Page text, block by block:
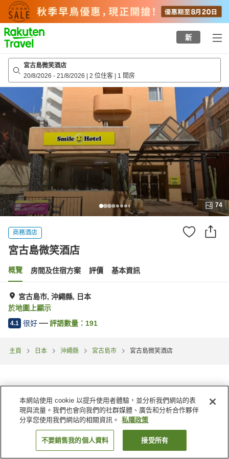
to
top
page
新
宮古島微笑酒店
20/8/2026 - 21/8/2026 | 2 位住客 | 1 間房
74
商務酒店
宮古島微笑酒店
概覽 房間及住宿方案 評價 基本資訊
宮古島市, 沖繩縣, 日本
於地圖上顯示
4.1 很好 評語數量： 191
主頁 日本 沖繩縣 宮古島市 宮古島微笑酒店
找客房
本網站使用 cookie 以提升使用者體驗，並分析我們網站的表
現與流量。我們也會向我們的社群媒體、廣告和分析合作夥伴
分享您使用我們網站的相關資訊。
私隱政策
不要銷售我的個人資料 接受所有